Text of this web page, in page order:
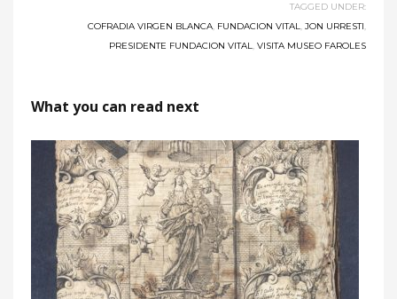
TAGGED UNDER:
COFRADIA VIRGEN BLANCA, FUNDACION VITAL, JON URRESTI,
PRESIDENTE FUNDACION VITAL, VISITA MUSEO FAROLES
What you can read next